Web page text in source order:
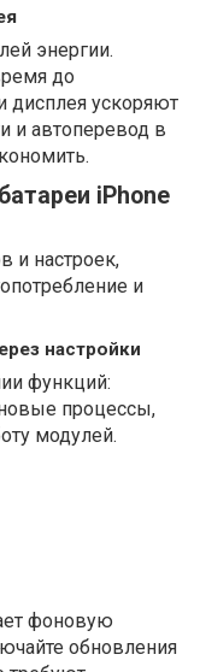
энергии.
до
дисплея ускоряют
и автоперевод в
iPhone
и настроек,
и
настройки
функций:
процессы,
модулей.
фоновую
обновления